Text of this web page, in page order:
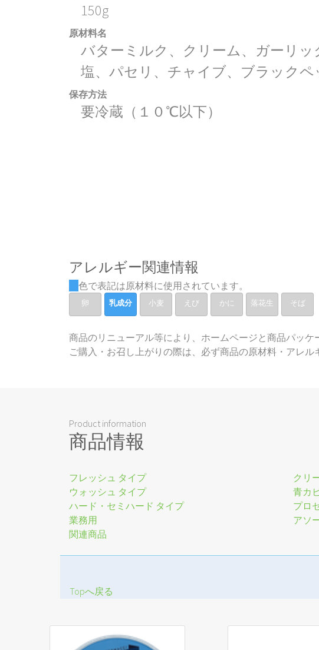
150g
原材料名
バターミルク、クリーム、ガーリッ
塩、パセリ、チャイブ、ブラックペ
保存方法
要冷蔵（１０℃以下）
アレルギー関連情報
色で表記は原材料に使用されています。
卵 乳成分 小麦 えび かに 落花生 そば
商品のリニューアル等により、ホームページと商品パッケ
ご購入・お召し上がりの際は、必ず商品の原材料・アレル
Product information
商品情報
フレッシュ タイプ クリ
ウォッシュ タイプ
青カ
ハード・セミハード タイプ
プロ
業務用
アソ
関連商品
Topへ戻る